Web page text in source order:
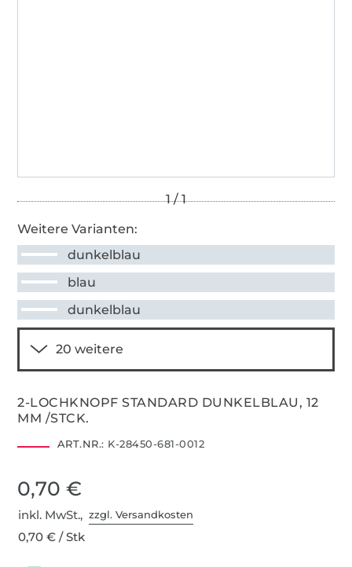
Weitere Varianten:
dunkelblau
blau
dunkelblau
2-LOCHKNOPF STANDARD DUNKELBLAU, 12
MM /STCK.
ART.NR.: K-28450-681-0012
0,70 €
inkl. MwSt.,zzgl. Versandkosten
0,70 € / Stk